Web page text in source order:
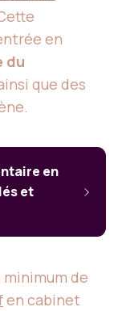
en
du
que des
en
et
minimum de
en cabinet